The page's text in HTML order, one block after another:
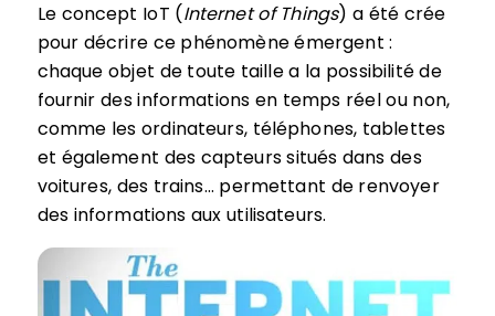
Le concept IoT (Internet of Things) a été crée
pour décrire ce phénomène émergent :
chaque objet de toute taille a la possibilité de
fournir des informations en temps réel ou non,
comme les ordinateurs, téléphones, tablettes
et également des capteurs situés dans des
voitures, des trains… permettant de renvoyer
des informations aux utilisateurs.